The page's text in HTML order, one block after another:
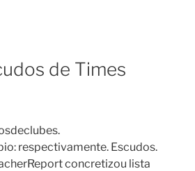
de Times
respectivamente. Escudos.
concretizou lista